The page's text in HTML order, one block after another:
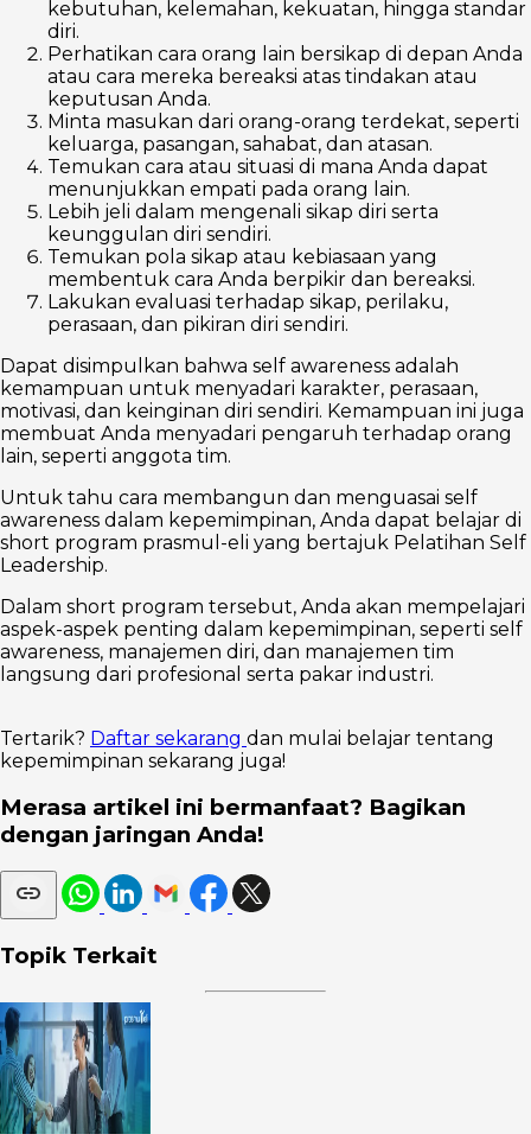
kebutuhan, kelemahan, kekuatan, hingga standar
diri.
Perhatikan cara orang lain bersikap di depan Anda
atau cara mereka bereaksi atas tindakan atau
keputusan Anda.
Minta masukan dari orang-orang terdekat, seperti
keluarga, pasangan, sahabat, dan atasan.
Temukan cara atau situasi di mana Anda dapat
menunjukkan empati pada orang lain.
Lebih jeli dalam mengenali sikap diri serta
keunggulan diri sendiri.
Temukan pola sikap atau kebiasaan yang
membentuk cara Anda berpikir dan bereaksi.
Lakukan evaluasi terhadap sikap, perilaku,
perasaan, dan pikiran diri sendiri.
Dapat disimpulkan bahwa self awareness adalah
kemampuan untuk menyadari karakter, perasaan,
motivasi, dan keinginan diri sendiri. Kemampuan ini juga
membuat Anda menyadari pengaruh terhadap orang
lain, seperti anggota tim.
Untuk tahu cara membangun dan menguasai self
awareness dalam kepemimpinan, Anda dapat belajar di
short program prasmul-eli yang bertajuk Pelatihan Self
Leadership.
Dalam short program tersebut, Anda akan mempelajari
aspek-aspek penting dalam kepemimpinan, seperti self
awareness, manajemen diri, dan manajemen tim
langsung dari profesional serta pakar industri.
Tertarik? Daftar sekarang dan mulai belajar tentang
kepemimpinan sekarang juga!
Merasa artikel ini bermanfaat? Bagikan
dengan jaringan Anda!
Topik Terkait